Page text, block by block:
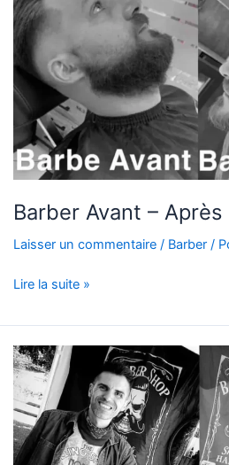
Barber Avant – Après
Laisser un commentaire / Barber/
Lire la suite »
Photo
accueil
Barbier